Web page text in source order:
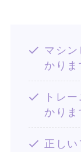
マシ
かりま
トレ
かりま
正し